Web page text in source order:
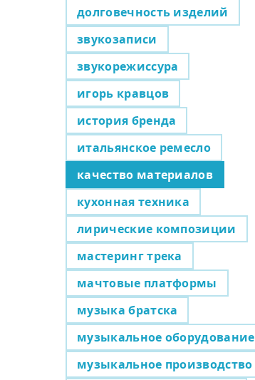
долговечность изделий
звукозаписи
звукорежиссура
игорь кравцов
история бренда
итальянское ремесло
качество материалов
кухонная техника
лирические композиции
мастеринг трека
мачтовые платформы
музыка братска
музыкальное оборудование
музыкальное производство